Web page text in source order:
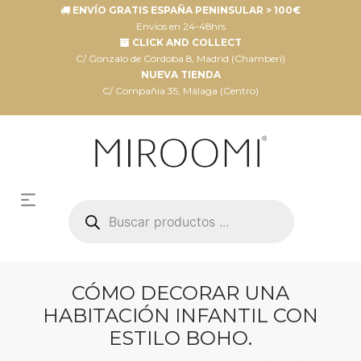
ENVÍO GRATIS ESPAÑA PENINSULAR > 100€
Envíos en 24-48hrs
CLICK AND COLLECT
C/ Gonzalo de Córdoba 8, Madrid (Chamberí)
NUEVA TIENDA
C/ Compañia 35, Málaga (Centro)
productos
CÓMO DECORAR UNA
HABITACIÓN INFANTIL CON
ESTILO BOHO.